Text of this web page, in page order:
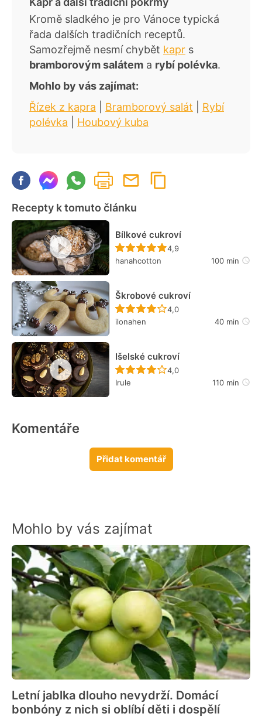
Kromě sladkého je pro Vánoce typická
řada dalších tradičních receptů.
Samozřejmě nesmí chybět kapr s
bramborovým salátem a rybí polévka.
Mohlo by vás zajímat:
Řízek z kapra
Bramborový salát
Rybí
polévka
Houbový kuba
Recepty k tomuto článku
Bílkové cukroví
Recept ještě nebyl
4,9
hanahcotton
100 min
Škrobové cukroví
Recept ještě nebyl
4,0
ilonahen
40 min
Išelské cukroví
Recept ještě nebyl
4,0
Irule
110 min
Komentáře
Přidat komentář
Mohlo by vás zajímat
Letní jablka dlouho nevydrží. Domácí
bonbóny z nich si oblíbí děti i dospělí